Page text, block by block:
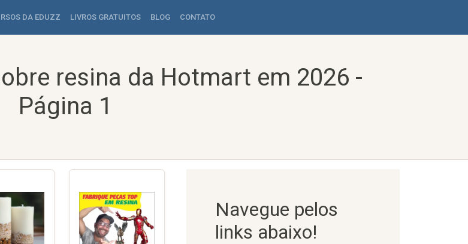
DA EDUZZ LIVROS GRATUITOS BLOG CONTATO
resina da Hotmart em 2026 -
Página 1
Navegue pelos
links abaixo!